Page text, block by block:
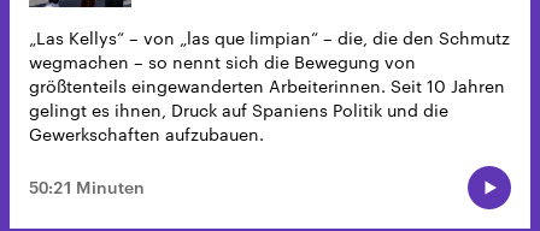
„Las Kellys“ – von „las que limpian“ – die, die den Schmutz
wegmachen – so nennt sich die Bewegung von
größtenteils eingewanderten Arbeiterinnen. Seit 10 Jahren
gelingt es ihnen, Druck auf Spaniens Politik und die
Gewerkschaften aufzubauen.
50:21 Minuten